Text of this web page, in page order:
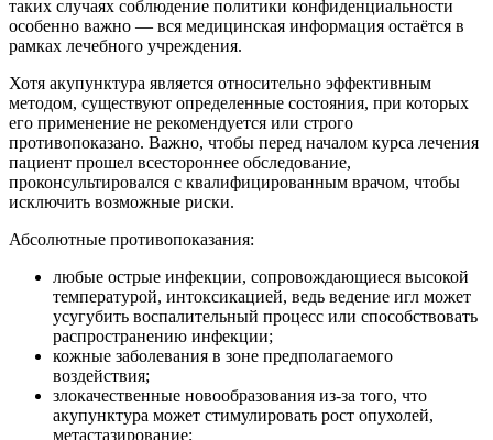
таких случаях соблюдение политики конфиденциальности
особенно важно — вся медицинская информация остаётся в
рамках лечебного учреждения.
Хотя акупунктура является относительно эффективным
методом, существуют определенные состояния, при которых
его применение не рекомендуется или строго
противопоказано. Важно, чтобы перед началом курса лечения
пациент прошел всестороннее обследование,
проконсультировался с квалифицированным врачом, чтобы
исключить возможные риски.
Абсолютные противопоказания:
любые острые инфекции, сопровождающиеся высокой
температурой, интоксикацией, ведь ведение игл может
усугубить воспалительный процесс или способствовать
распространению инфекции;
кожные заболевания в зоне предполагаемого
воздействия;
злокачественные новообразования из-за того, что
акупунктура может стимулировать рост опухолей,
метастазирование;